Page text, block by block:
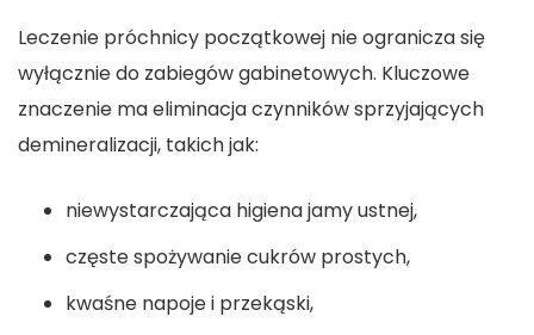
Leczenie próchnicy początkowej nie ogranicza się
wyłącznie do zabiegów gabinetowych. Kluczowe
znaczenie ma eliminacja czynników sprzyjających
demineralizacji, takich jak:
niewystarczająca higiena jamy ustnej,
częste spożywanie cukrów prostych,
kwaśne napoje i przekąski,